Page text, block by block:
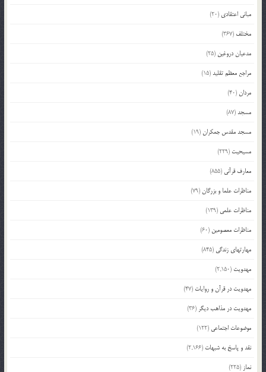
مبانی اعتقادی (20)
مختلف (367)
مدعیان دروغین (25)
مراجع معظم تقلید(15)
مردان(40)
مسجد(87)
مسجد مقدس جمکران(19)
مسیحیت (229)
معارف قرآنی (855)
مناظرات علما و بزرگان(79)
مناظرات علمی (139)
مناظرات معصومین (60)
مهارتهای زندگی (845)
مهدویت (2,150)
مهدویت در قرآن و روایات (47)
مهدویت در مذاهب دیگر (36)
موضوعات اجتماعی (122)
نقد و پاسخ به شبهات (2,166)
نماز (225)